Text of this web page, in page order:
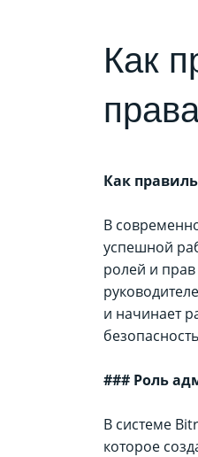
Как
Как
В
успешной
ролей и прав
и начинает
### Роль
В системе
которое